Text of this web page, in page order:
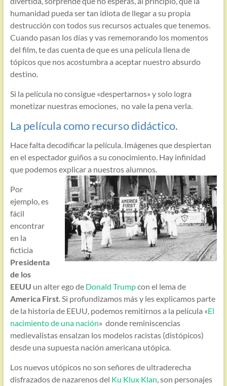
humanidad pueda ser tan idiota de llegar a su propia
destrucción con todos sus recursos actuales que tenemos.
Cuando pasan los días y vas rememorando los momentos
del film, te das cuenta de que es una película llena de
tópicos que nos acostumbra a aceptar nuestro absurdo
destino.
Si la película no consigue «despertarnos» y solo logra
monetizar nuestras emociones, no vale la pena verla.
La película como recurso didáctico.
Hace falta decodificar la película. Imágenes que despiertan
en el espectador guiños a su conocimiento. Hay infinidad
que podemos explicar a nuestros alumnos.
Por
ejemplo, es
fácil
encontrar
en la
ficticia
Presidenta
de los
EEUU un alter ego de Donald Trumpcon el lema de
America First. Si profundizamos más y les explicamos parte
de la historia de EEUU, podemos remitirnos a la película «El
nacimiento de una nación» donde reminiscencias
medievalistas ensalzan los modelos racistas (distópicos)
desde una supuesta nación americana utópica.
Los nuevos utópicos no son señores de ultraderecha
disfrazados de nazarenos del Ku Klux Klan, son personajes